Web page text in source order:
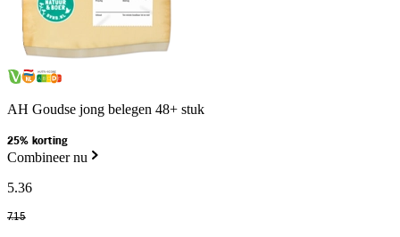
AH Goudse jong belegen 48+ stuk
25% korting
Combineer nu
5.36
7.15